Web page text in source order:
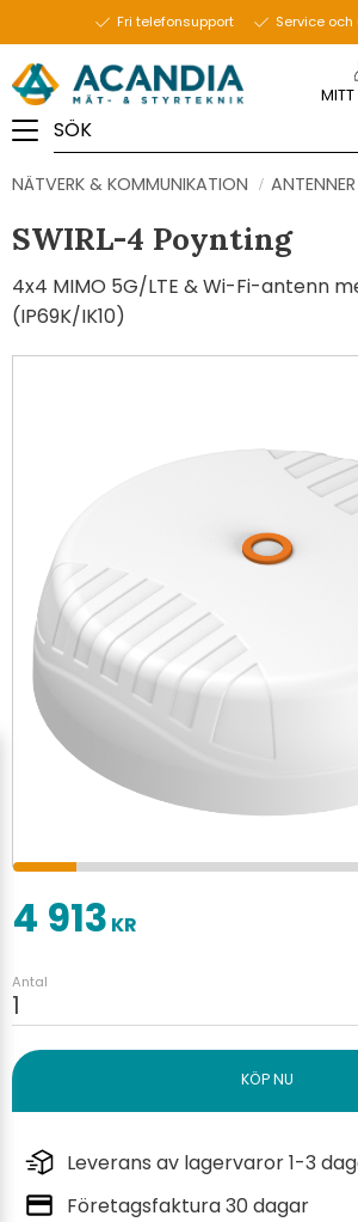
Fri telefonsupport Service
NÄTVERK & KOMMUNIKATION ANTENNER
SWIRL-4 Poynting
4x4 MIMO 5G/LTE & Wi-Fi-antenn
(IP69K/IK10)
4 913 KR
Antal
Leverans av lagervaror 1-3
Företagsfaktura 30 dagar